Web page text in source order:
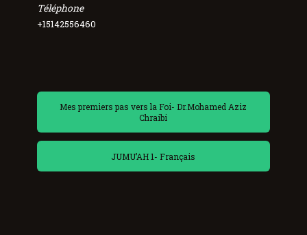
Téléphone
+15142556460
Mes premiers pas vers la Foi- Dr.Mohamed Aziz
Chraibi
JUMU’AH 1- Français